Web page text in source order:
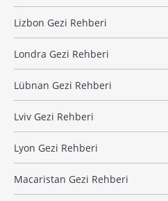
Lizbon Gezi Rehberi
Londra Gezi Rehberi
Lübnan Gezi Rehberi
Lviv Gezi Rehberi
Lyon Gezi Rehberi
Macaristan Gezi Rehberi